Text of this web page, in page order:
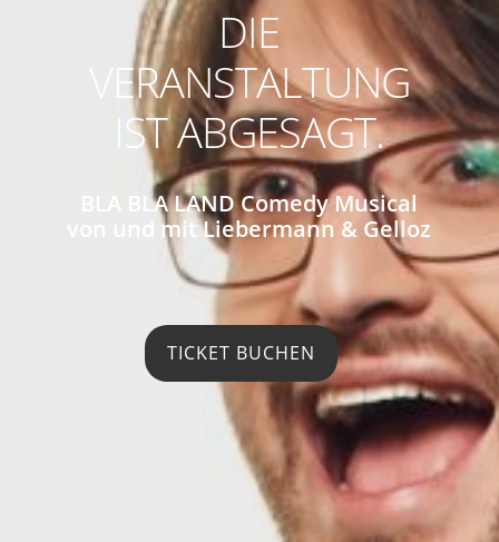
DIE
VERANSTALTUNG
IST ABGESAGT.
BLA BLA LAND Comedy Musical
von und mit Liebermann & Gelloz
TICKET BUCHEN